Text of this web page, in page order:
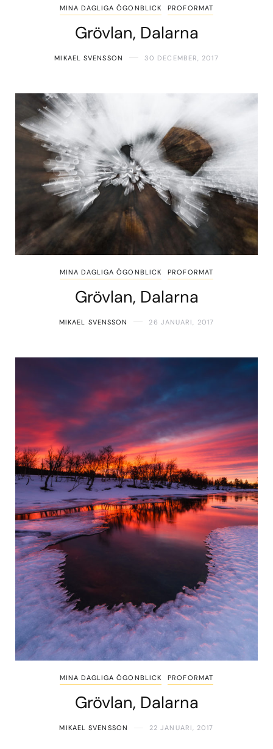
MINA DAGLIGA ÖGONBLICK PROFORMAT
Grövlan, Dalarna
MIKAEL SVENSSON 30 DECEMBER, 2017
MINA DAGLIGA ÖGONBLICK PROFORMAT
Grövlan, Dalarna
MIKAEL SVENSSON 26 JANUARI, 2017
MINA DAGLIGA ÖGONBLICK PROFORMAT
Grövlan, Dalarna
MIKAEL SVENSSON 22 JANUARI, 2017